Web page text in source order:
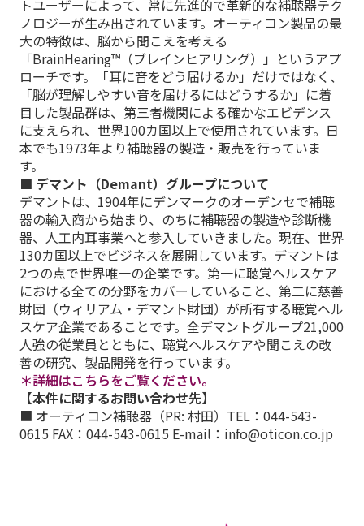
トユーザーによって、常に先進的で革新的な補聴器テク
ノロジーが生み出されています。オーティコン製品の最
大の特徴は、脳から聞こえを考える
「BrainHearing™（ブレインヒアリング）」というアプ
ローチです。「耳に音をどう届けるか」だけではなく、
「脳が理解しやすい音を届けるにはどうするか」に着
目した製品群は、第三者機関による確かなエビデンス
に支えられ、世界100カ国以上で使用されています。日
本でも1973年より補聴器の製造・販売を行っていま
す。
■ デマント（Demant）グループについて
デマントは、1904年にデンマークのオーデンセで補聴
器の輸入商から始まり、のちに補聴器の製造や診断機
器、人工内耳事業へと参入していきました。現在、世界
130カ国以上でビジネスを展開しています。デマントは
2つの点で世界唯一の企業です。第一に聴覚ヘルスケア
における全ての分野をカバーしていること、第二に慈善
財団（ウィリアム・デマント財団）が所有する聴覚ヘル
スケア企業であることです。全デマントグループ21,000
人強の従業員とともに、聴覚ヘルスケアや聞こえの改
善の研究、製品開発を行っています。
＊詳細はこちらをご覧ください。
【本件に関するお問い合わせ先】
■ オーティコン補聴器（PR: 村田）TEL：044-543-
0615 FAX：044-543-0615 E-mail：info@oticon.co.jp